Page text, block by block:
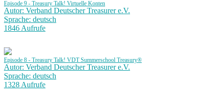
Episode 9 - Treasury Talk! Virtuelle Konten
Autor: Verband Deutscher Treasurer e.V.
Sprache: deutsch
1846 Aufrufe
Episode 8 - Treasury Talk! VDT Summerschool Treasury®
Autor: Verband Deutscher Treasurer e.V.
Sprache: deutsch
1328 Aufrufe